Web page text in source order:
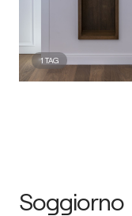
1 TAG
Soggiorno